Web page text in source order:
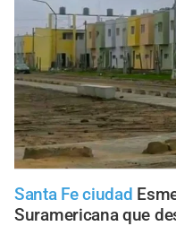
Santa Fe ciudad
Suramericana que